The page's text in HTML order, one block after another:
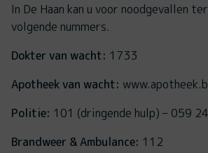
In De Haan kan u voor noodgevallen
volgende nummers.
Dokter van wacht: 1733
Apotheek van wacht:
Politie: 101 (dringende hulp) – 059
Brandweer & Ambulance: 112